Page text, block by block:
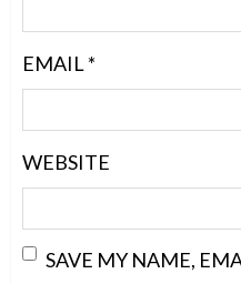
EMAIL*
WEBSITE
SAVE MY NAME,